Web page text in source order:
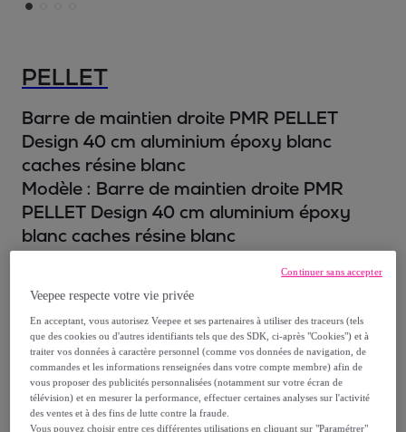
PELLET
Barre de maintien droite PMR PELLET
Design 40 cm aluminium époxy blanc
caches résine blanc
Modèle : Barre de maintien droite PMR
PELLET Design 40 cm aluminium époxy
blanc caches résine blanc
62, €
68,40 €
-8%
Reprise possible de votre ancien produit,
Veepee respecte votre vie privée
En acceptant, vous autorisez Veepee et ses partenaires à utiliser des traceurs (tels
que des cookies ou d'autres identifiants tels que des SDK, ci-après "Cookies") et à
traiter vos données à caractère personnel (comme vos données de navigation, de
commandes et les informations renseignées dans votre compte membre) afin de
vous proposer des publicités personnalisées (notamment sur votre écran de
télévision) et en mesurer la performance, effectuer certaines analyses sur l'activité
des ventes et à des fins de lutte contre la fraude.
Vous pouvez choisir entre ces différentes utilisations en cliquant sur "Paramétrer"
Continuer sans accepter